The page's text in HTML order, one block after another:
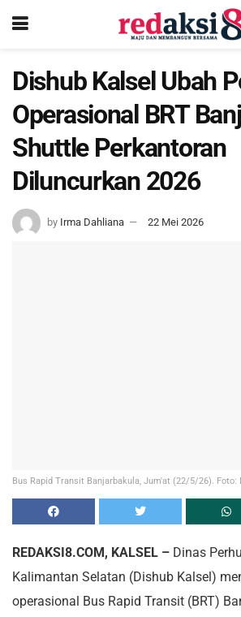
Dishub Kalsel Ubah
Operasional BRT
Shuttle Perkantoran
Diluncurkan 2026
by Irma Dahliana 22 Mei 2026
Bus Rapid Transit Banjarbakula, Jum'at (22/5/26). Foto:
REDAKSI8.COM, KALSEL – Dinas
Kalimantan Selatan (Dishub Kalsel)
operasional Bus Rapid Transit (BRT)